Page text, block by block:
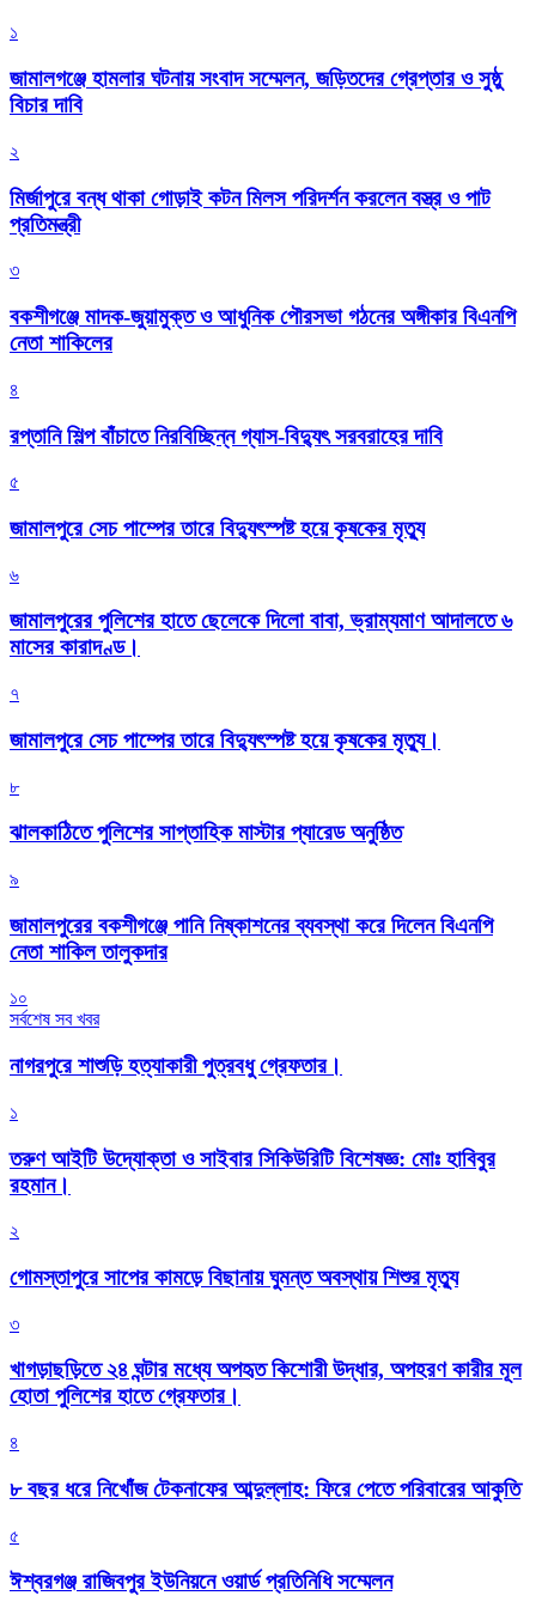
১
জামালগঞ্জে হামলার ঘটনায় সংবাদ সম্মেলন, জড়িতদের গ্রেপ্তার ও সুষ্ঠু
বিচার দাবি
২
মির্জাপুরে বন্ধ থাকা গোড়াই কটন মিলস পরিদর্শন করলেন বস্ত্র ও পাট
প্রতিমন্ত্রী
৩
বকশীগঞ্জে মাদক-জুয়ামুক্ত ও আধুনিক পৌরসভা গঠনের অঙ্গীকার বিএনপি
নেতা শাকিলের
৪
রপ্তানি শিল্প বাঁচাতে নিরবিচ্ছিন্ন গ্যাস-বিদ্যুৎ সরবরাহের দাবি
৫
জামালপুরে সেচ পাম্পের তারে বিদ্যুৎস্পষ্ট হয়ে কৃষকের মৃত্যু
৬
জামালপুরের পুলিশের হাতে ছেলেকে দিলো বাবা, ভ্রাম্যমাণ আদালতে ৬
মাসের কারাদণ্ড।
৭
জামালপুরে সেচ পাম্পের তারে বিদ্যুৎস্পষ্ট হয়ে কৃষকের মৃত্যু।
৮
‎ঝালকাঠিতে পুলিশের সাপ্তাহিক মাস্টার প্যারেড অনুষ্ঠিত
৯
জামালপুরের বকশীগঞ্জে পানি নিষ্কাশনের ব্যবস্থা করে দিলেন বিএনপি
নেতা শাকিল তালুকদার
১০
সর্বশেষ সব খবর
নাগরপুরে শাশুড়ি হত্যাকারী পুত্রবধু গ্রেফতার।
১
তরুণ আইটি উদ্যোক্তা ও সাইবার সিকিউরিটি বিশেষজ্ঞ: মোঃ হাবিবুর
রহমান।
২
গোমস্তাপুরে সাপের কামড়ে বিছানায় ঘুমন্ত অবস্থায় শিশুর মৃত্যু
৩
খাগড়াছড়িতে ২৪ ঘন্টার মধ্যে অপহৃত কিশোরী উদ্ধার, অপহরণ কারীর মূল
হোতা পুলিশের হাতে গ্রেফতার।
৪
৮ বছর ধরে নিখোঁজ টেকনাফের আব্দুল্লাহ: ফিরে পেতে পরিবারের আকুতি
৫
ঈশ্বরগঞ্জ রাজিবপুর ইউনিয়নে ওয়ার্ড প্রতিনিধি সম্মেলন